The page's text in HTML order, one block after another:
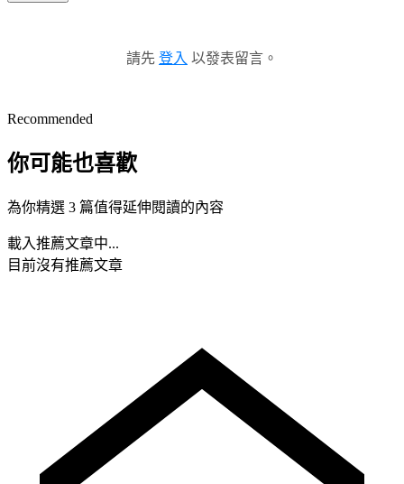
請先 登入 以發表留言。
Recommended
你可能也喜歡
為你精選 3 篇值得延伸閱讀的內容
載入推薦文章中...
目前沒有推薦文章